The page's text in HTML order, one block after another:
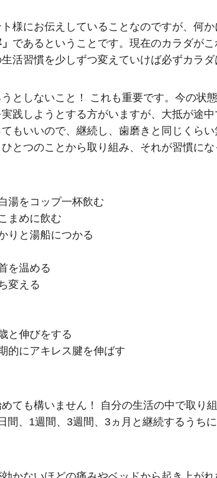
様にお伝えしていることなのですが、何
であるということです。現在のカラダが
活習慣を少しずつ変えていけば必ずカラダ
としないこと！ これも重要です。今の状
践しようとする方がいますが、大抵が途中
もいいので、継続し、歯磨きと同じくら
とつのことから取り組み、それが習慣に
湯をコップ一杯飲む
まめに飲む
りと湯船につかる
を温める
変える
と伸びをする
的にアキレス腱を伸ばす
めても構いません！ 自分の生活の中で取り
間、1週間、3週間、3ヵ月と継続するうち